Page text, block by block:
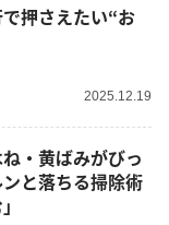
押さえたい“お
2025.12.19
・黄ばみがびっ
と落ちる掃除術